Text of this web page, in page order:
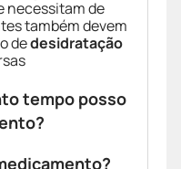
necessitam de
também devem
dedesidratação
tempo posso